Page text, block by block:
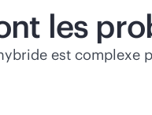
les
est complexe